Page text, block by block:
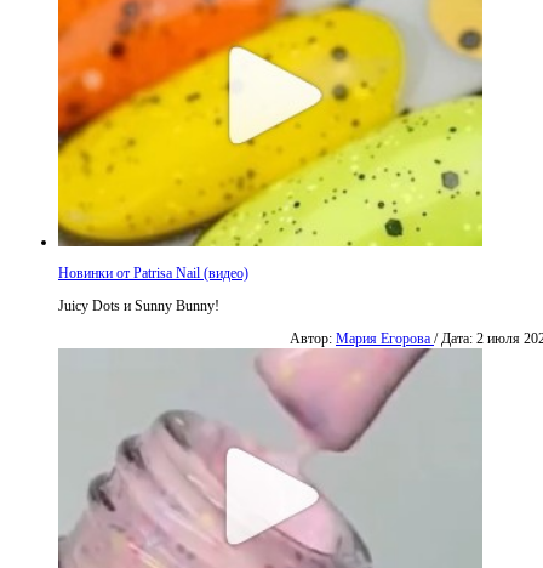
Новинки от Patrisa Nail (видео)
Juicy Dots и Sunny Bunny!
Автор: Мария Егорова / Дата: 2 июля